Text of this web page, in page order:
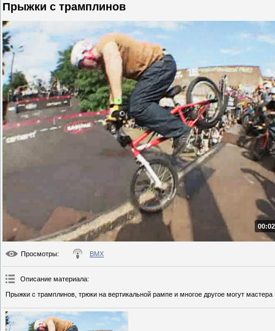
Прыжки с трамплинов
Просмотры: BMX
Описание материала:
Прыжки с трамплинов, трюки на вертикальной рампе и многое другое могут мастера